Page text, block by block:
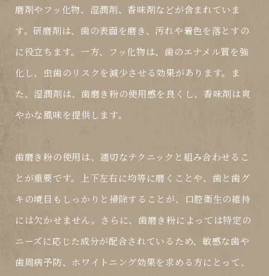
磨剤やフッ化物、湿潤剤、香味剤などが含まれていま
す。研磨剤は、歯の表面を磨き、汚れや着色を落とすの
に役立ちます。一方、フッ化物は、歯のエナメル質を強
化し、虫歯のリスクを減少させる効果があります。ま
た、湿潤剤は、歯磨き粉の使用感を良くし、香味剤は爽
やかな風味を提供します。
歯磨き粉の使用は、適切なテクニックと組み合わせるこ
とが重要です。上下左右に均等に磨くことや、歯と歯グ
キの境目もしっかりと掃除することが、口腔衛生の維持
には欠かせません。さらに、歯磨き粉によっては特定の
ニーズに応じた成分が配合されているため、敏感な歯や
歯周病予防、ホワイトニング効果を求める方にとって、